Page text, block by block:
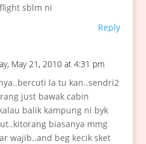
sblm ni
Reply
May 21, 2010 at 4:31 pm
la tu kan..sendri2
just bawak cabin
balik kampung ni byk
biasanya mmg
wajib..and beg kecik sket